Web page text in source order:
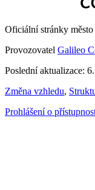
Oficiální stránky
Provozovatel Galileo
Poslední aktualizace:
Změna vzhledu,
Prohlášení o